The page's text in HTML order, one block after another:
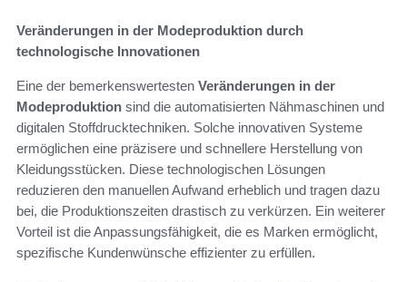
Veränderungen in der Modeproduktion durch
technologische Innovationen
Eine der bemerkenswertesten Veränderungen in der
Modeproduktion sind die automatisierten Nähmaschinen und
digitalen Stoffdrucktechniken. Solche innovativen Systeme
ermöglichen eine präzisere und schnellere Herstellung von
Kleidungsstücken. Diese technologischen Lösungen
reduzieren den manuellen Aufwand erheblich und tragen dazu
bei, die Produktionszeiten drastisch zu verkürzen. Ein weiterer
Vorteil ist die Anpassungsfähigkeit, die es Marken ermöglicht,
spezifische Kundenwünsche effizienter zu erfüllen.